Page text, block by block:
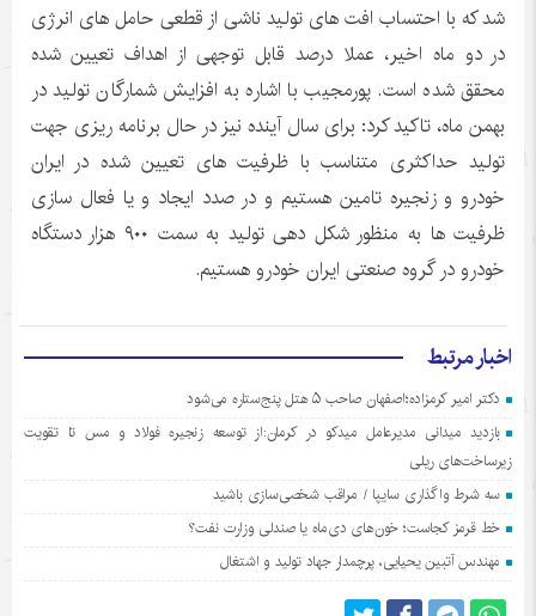
شد که با احتساب افت های تولید ناشی از قطعی حامل های انرژی
در دو ماه اخیر، عملا درصد قابل توجهی از اهداف تعیین شده
محقق شده است. پورمجیب با اشاره به افزایش شمارگان تولید در
بهمن ماه، تاکید کرد: برای سال آینده نیز در حال برنامه ریزی جهت
تولید حداکثری متناسب با ظرفیت های تعیین شده در ایران
خودرو و زنجیره تامین هستیم و در صدد ایجاد و یا فعال سازی
ظرفیت ها به منظور شکل دهی تولید به سمت ۹۰۰ هزار دستگاه
خودرو در گروه صنعتی ایران خودرو هستیم.
اخبار مرتبط
دکتر امیر کرمزاده؛اصفهان صاحب ۵ هتل پنج‌ستاره می‌شود
بازدید میدانی مدیرعامل میدکو در کرمان:از توسعه زنجیره فولاد و مس تا تقویت
زیرساخت‌های ریلی
سه شرط واگذاری سایپا / مراقب شخصی‌سازی باشید
خط قرمز کجاست؛ خون‌های دی‌ماه یا صندلی وزارت نفت؟
مهندس آتبین یحیایی، پرچمدار جهاد تولید و اشتغال